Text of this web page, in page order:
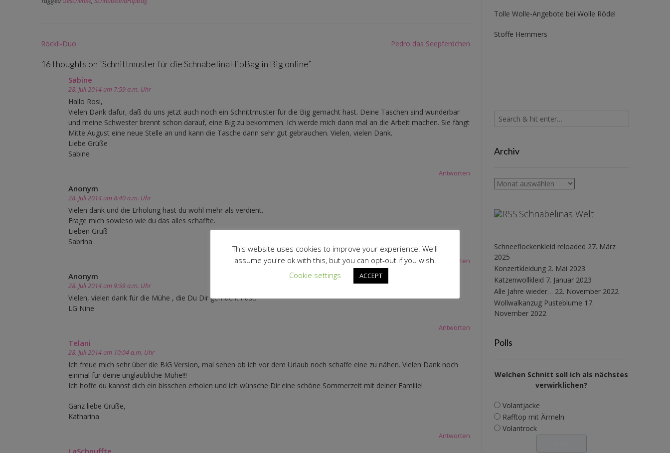
Post
Röckli-Duo Pedro das Seepferdchen
16 thoughts on “Schnittmuster für die SchnabelinaHipBag in Big online”
Sabine
28. Juli 2014 um 7:59 a.m. Uhr
Hallo Rosi,
Vielen Dank dafür, daß du uns jetzt auch noch ein Schnittmuster für die Big gemacht hast. Deine Taschen sind wunderbar
und meine Schwester brennt schon darauf, eine Big zu bekommen. Ich werde mich dann mal an die Arbeit machen. Sie fängt
Mitte August eine neue Stelle an und kann die Tasche dann sehr gut gebrauchen. Vielen, vielen Dank.
Liebe Grüße
Sabine
Antworten
Anonym
28. Juli 2014 um 8:40 a.m. Uhr
Vielen dank und die Erholung hast du wohl mehr als verdient.
Frage mich sowieso wie du das alles schaffte.
Lieben Gruß
Sabrina
Antworten
Anonym
28. Juli 2014 um 9:59 a.m. Uhr
Vielen, vielen dank für die Mühe , die Du Dir gemacht hast.
LG Nine
Antworten
Telani
28. Juli 2014 um 10:04 a.m. Uhr
Ich freue mich sehr über die BIG Version, mal sehen ob ich vor dem Urlaub noch schaffe eine zu nähen. Vielen Dank noch
einmal für deine unglaubliche Mühe!!!
Ich hoffe du kannst dich ein bisschen erholen und ich wünsche Dir eine schöne Sommerzeit mit deiner Familie!
Ganz liebe Grüße,
Katharina
Antworten
LaSchnuffte
Tolle Wolle-Angebote bei Wolle Rödel
Stoffe Hemmers
Archiv
Archiv
Schnabelinas Welt
Schneeflockenkleid reloaded 27. März
2025
Konzertkleidung 2. Mai 2023
Katzenwollkleid 7. Januar 2023
Alle Jahre wieder… 22. November 2022
Wollwalkanzug Pusteblume 17.
November 2022
Polls
Welchen Schnitt soll ich als nächstes
verwirklichen?
Volantjacke
Rafftop mit Ärmeln
Volantrock
This website uses cookies to improve your experience. We'll
assume you're ok with this, but you can opt-out if you wish.
Cookie settings
ACCEPT